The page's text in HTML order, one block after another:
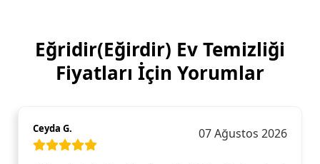
Eğridir(Eğirdir) Ev Temizliği
Fiyatları İçin Yorumlar
Ceyda G. 07 Ağustos 2026